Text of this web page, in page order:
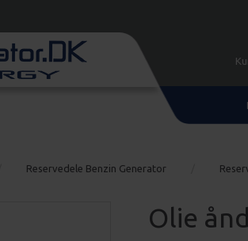
Reservedele Benzin Generator
Olie